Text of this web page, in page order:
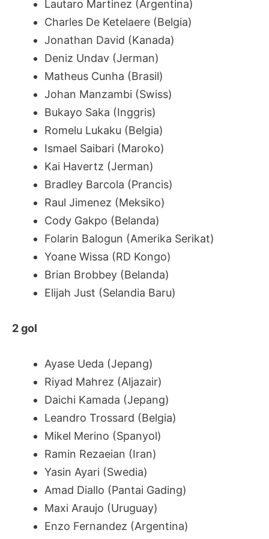
Lautaro Martinez (Argentina)
Charles De Ketelaere (Belgia)
Jonathan David (Kanada)
Deniz Undav (Jerman)
Matheus Cunha (Brasil)
Johan Manzambi (Swiss)
Bukayo Saka (Inggris)
Romelu Lukaku (Belgia)
Ismael Saibari (Maroko)
Kai Havertz (Jerman)
Bradley Barcola (Prancis)
Raul Jimenez (Meksiko)
Cody Gakpo (Belanda)
Folarin Balogun (Amerika Serikat)
Yoane Wissa (RD Kongo)
Brian Brobbey (Belanda)
Elijah Just (Selandia Baru)
2 gol
Ayase Ueda (Jepang)
Riyad Mahrez (Aljazair)
Daichi Kamada (Jepang)
Leandro Trossard (Belgia)
Mikel Merino (Spanyol)
Ramin Rezaeian (Iran)
Yasin Ayari (Swedia)
Amad Diallo (Pantai Gading)
Maxi Araujo (Uruguay)
Enzo Fernandez (Argentina)